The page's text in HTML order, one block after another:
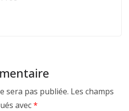
sera pas publiée. Les champs
avec*